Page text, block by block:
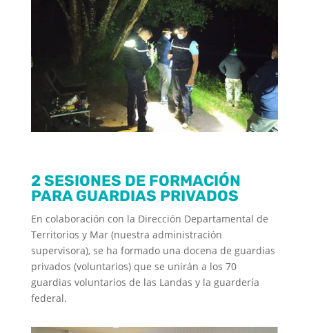
2 SESIONES DE FORMACIÓN
PARA GUARDIAS PRIVADOS
En colaboración con la Dirección Departamental de
Territorios y Mar (nuestra administración
supervisora), se ha formado una docena de guardias
privados (voluntarios) que se unirán a los 70
guardias voluntarios de las Landas y la guardería
federal.